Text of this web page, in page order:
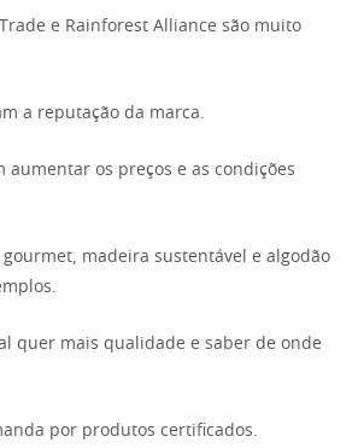
e Rainforest Alliance são muito
a reputação da marca.
aumentar os preços e as condições
gourmet, madeira sustentável e algodão
quer mais qualidade e saber de onde
por produtos certificados.